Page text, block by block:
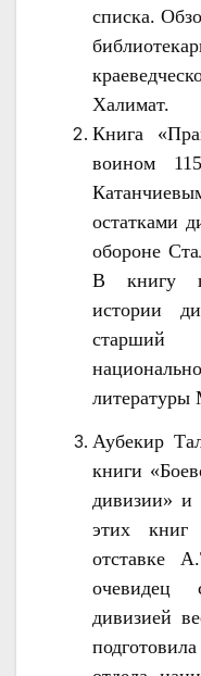
списка.
Халимат.
Книга
воином
остатками
обороне
В книгу
истории
старший
литературы
Аубекир
книги
дивизии» и
этих книг
отставке
очевидец
дивизией